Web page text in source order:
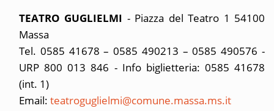
TEATRO GUGLIELMI - Piazza del Teatro 1 54100
Massa
Tel. 0585 41678 – 0585 490213 – 0585 490576 -
URP 800 013 846 - Info biglietteria: 0585 41678
(int. 1)
Email: teatroguglielmi@comune.massa.ms.it